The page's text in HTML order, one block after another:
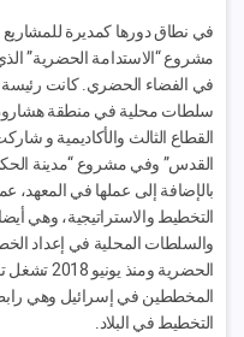
في نطاق دورها كمديرة
مشروع “الاستدامة الحضرية”
في الفضاء الحضري. كانت
سلطات محلية في منطقة
القطاع الثالث والأكاديمية و
القدس” وفي مشروع “مدينة
بالإضافة إلى عملها في
التخطيط والاستراتيجية، وهي
والسلطات المحلية في إعداد
الحضرية
المخططين في إسرائيل وهي
التخطيط في البلاد.